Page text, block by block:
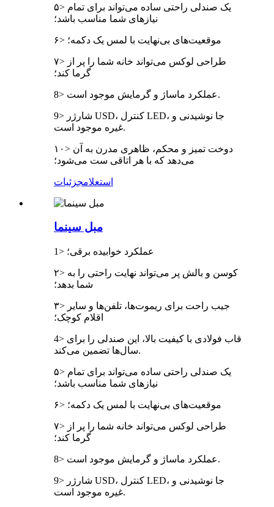
۵> یک صندلی راحتی ساده می‌تواند برای تمام
نیازهای شما مناسب باشد؛
۶> موقعیت‌های بی‌نهایت با لمس یک دکمه؛
۷> طراحی لوکس می‌تواند خانه شما را پر از
گرما کند؛
8> عملکرد ماساژ و گرمایش موجود است.
9> شارژر USD، کنترل LED، جا نوشیدنی و
غیره موجود است.
۱۰> دوخت تمیز و محکم، ظاهری مدرن به آن
می‌دهد که با هر اتاقی ست می‌شود؛
استعلامجزئیات
مبل سینما
1> عملکرد خوابیده برقی؛
۲> کوسن و بالش پر می‌تواند نهایت راحتی را به
شما بدهد؛
۳> جیب راحت برای ریموت‌ها، تلفن‌ها و سایر
اقلام کوچک؛
4> قاب فولادی با کیفیت بالا، این صندلی را برای
سال‌ها تضمین می‌کند.
۵> یک صندلی راحتی ساده می‌تواند برای تمام
نیازهای شما مناسب باشد؛
۶> موقعیت‌های بی‌نهایت با لمس یک دکمه؛
۷> طراحی لوکس می‌تواند خانه شما را پر از
گرما کند؛
8> عملکرد ماساژ و گرمایش موجود است.
9> شارژر USD، کنترل LED، جا نوشیدنی و
غیره موجود است.